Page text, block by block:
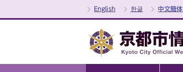
English 한글 中文簡体